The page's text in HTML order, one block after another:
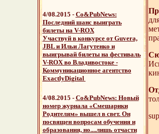
4/08.2015 - Со&PubNews:
Последний шанс выиграть
билеты на V-ROX
Участвуй в конкурсе от Guvera,
JBL и Ильи Лагутенко и
выигрывай билеты на фестиваль
V-ROX во Владивостоке -
Коммуникационное агентство
ExactlyDigital
4/08.2015 - Со&PubNews: Новый
номер журнала «Смешарики
Родителям» вышел в свет. Он
посвящен вопросам обучения и
образования, но....лишь отчасти